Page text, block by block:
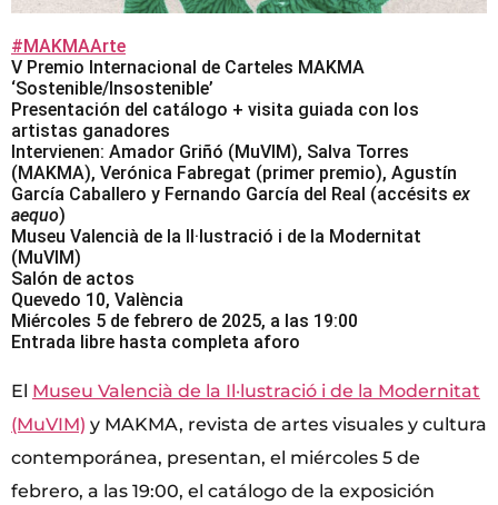
#MAKMAArte
V Premio Internacional de Carteles MAKMA
‘Sostenible/Insostenible’
Presentación del catálogo + visita guiada con los
artistas ganadores
Intervienen: Amador Griñó (MuVIM), Salva Torres
(MAKMA), Verónica Fabregat (primer premio), Agustín
García Caballero y Fernando García del Real (accésits ex
aequo)
Museu Valencià de la Il·lustració i de la Modernitat
(MuVIM)
Salón de actos
Quevedo 10, València
Miércoles 5 de febrero de 2025, a las 19:00
Entrada libre hasta completa aforo
El Museu Valencià de la Il·lustració i de la Modernitat
(MuVIM) y MAKMA, revista de artes visuales y cultura
contemporánea, presentan, el miércoles 5 de
febrero, a las 19:00, el catálogo de la exposición